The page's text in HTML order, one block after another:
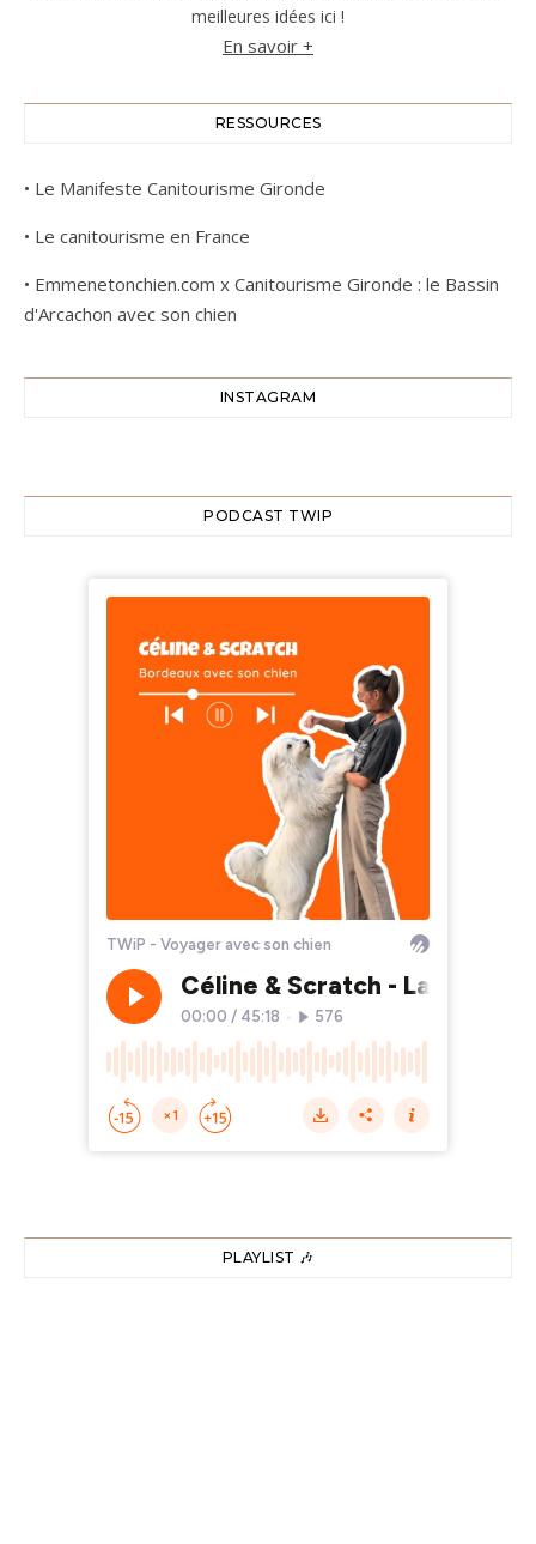
meilleures idées ici !
En savoir +
RESSOURCES
• Le Manifeste Canitourisme Gironde
• Le canitourisme en France
• Emmenetonchien.com x Canitourisme Gironde : le Bassin
d'Arcachon avec son chien
INSTAGRAM
PODCAST TWIP
PLAYLIST 🎶